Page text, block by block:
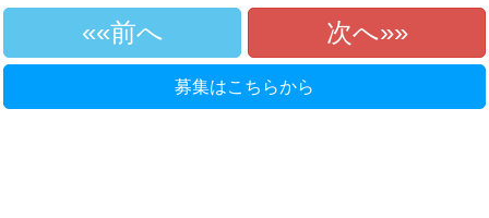
«前へ 次へ»
募集はこちらから